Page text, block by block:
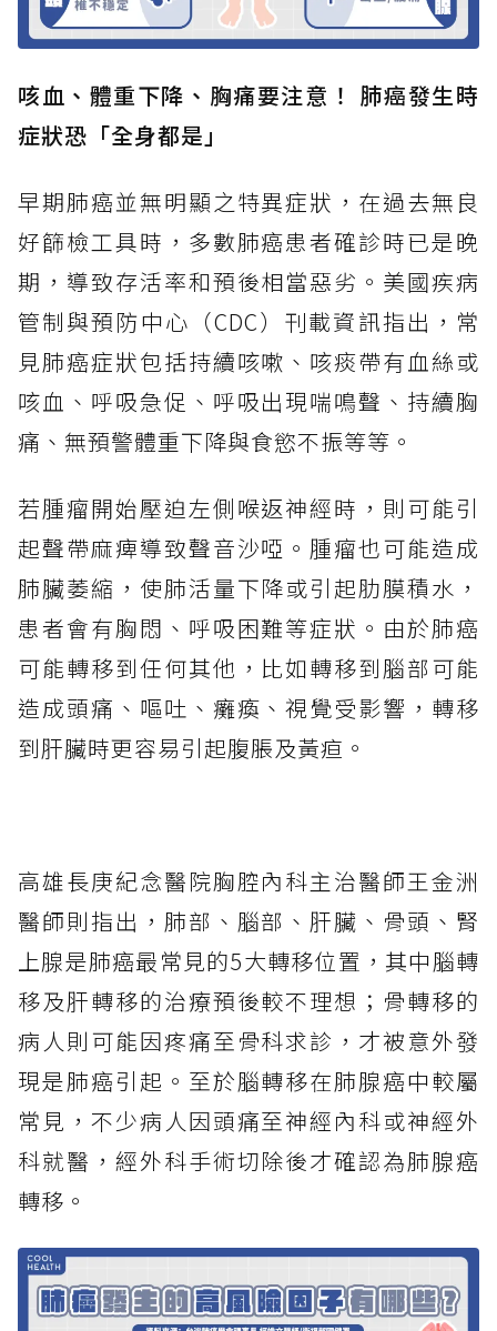
咳血、體重下降、胸痛要注意！ 肺癌發生時
症狀恐「全身都是」
早期肺癌並無明顯之特異症狀，在過去無良
好篩檢工具時，多數肺癌患者確診時已是晚
期，導致存活率和預後相當惡劣。美國疾病
管制與預防中心（CDC）刊載資訊指出，常
見肺癌症狀包括持續咳嗽、咳痰帶有血絲或
咳血、呼吸急促、呼吸出現喘鳴聲、持續胸
痛、無預警體重下降與食慾不振等等。
若腫瘤開始壓迫左側喉返神經時，則可能引
起聲帶麻痺導致聲音沙啞。腫瘤也可能造成
肺臟萎縮，使肺活量下降或引起肋膜積水，
患者會有胸悶、呼吸困難等症狀。由於肺癌
可能轉移到任何其他，比如轉移到腦部可能
造成頭痛、嘔吐、癱瘓、視覺受影響，轉移
到肝臟時更容易引起腹脹及黃疸。
高雄長庚紀念醫院胸腔內科主治醫師王金洲
醫師則指出，肺部、腦部、肝臟、骨頭、腎
上腺是肺癌最常見的5大轉移位置，其中腦轉
移及肝轉移的治療預後較不理想；骨轉移的
病人則可能因疼痛至骨科求診，才被意外發
現是肺癌引起。至於腦轉移在肺腺癌中較屬
常見，不少病人因頭痛至神經內科或神經外
科就醫，經外科手術切除後才確認為肺腺癌
轉移。